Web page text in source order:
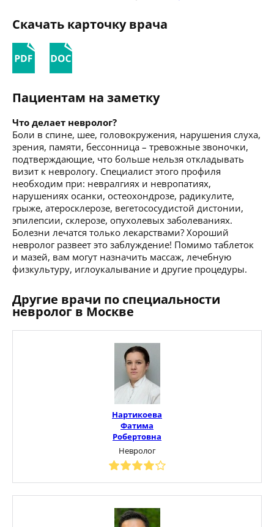
Скачать карточку врача
Пациентам на заметку
Что делает невролог?
Боли в спине, шее, головокружения, нарушения слуха,
зрения, памяти, бессонница – тревожные звоночки,
подтверждающие, что больше нельзя откладывать
визит к неврологу. Специалист этого профиля
необходим при: невралгиях и невропатиях,
нарушениях осанки, остеохондрозе, радикулите,
грыже, атеросклерозе, вегетососудистой дистонии,
эпилепсии, склерозе, опухолевых заболеваниях.
Болезни лечатся только лекарствами? Хороший
невролог развеет это заблуждение! Помимо таблеток
и мазей, вам могут назначить массаж, лечебную
физкультуру, иглоукалывание и другие процедуры.
Другие врачи по специальности
невролог в Москве
Нартикоева
Фатима
Робертовна
Невролог